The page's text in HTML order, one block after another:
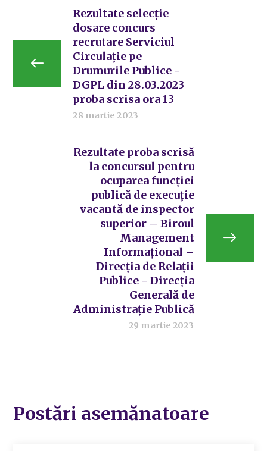
Rezultate selecție
dosare concurs
recrutare Serviciul
Circulație pe
Drumurile Publice -
DGPL din 28.03.2023
proba scrisa ora 13
28 martie 2023
Rezultate proba scrisă
la concursul pentru
ocuparea funcției
publică de execuție
vacantă de inspector
superior – Biroul
Management
Informațional –
Direcția de Relații
Publice - Direcția
Generală de
Administrație Publică
29 martie 2023
Postări asemănatoare